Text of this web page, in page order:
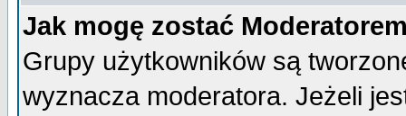
Jak mogę zostać
Grupy użytkowników są
wyznacza moderatora. Jeżeli